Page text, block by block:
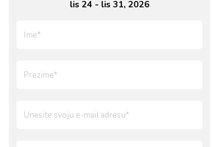
lis 24 - lis 31, 2026